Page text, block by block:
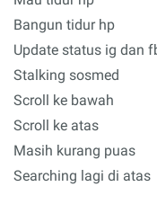
Bangun tidur hp
Update status ig dan
Stalking sosmed
Scroll ke bawah
Scroll ke atas
Masih kurang puas
Searching lagi di atas